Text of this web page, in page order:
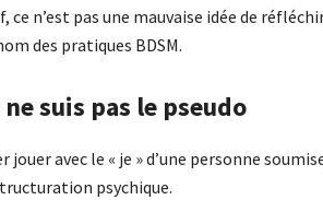
ce n’est pas une mauvaise idée de
des pratiques BDSM.
ne suis pas le pseudo
jouer avec le « je » d’une personne
psychique.